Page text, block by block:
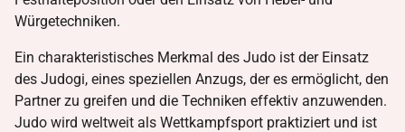
Würgetechniken.
Ein charakteristisches Merkmal des Judo ist der Einsatz
des Judogi, eines speziellen Anzugs, der es ermöglicht, den
Partner zu greifen und die Techniken effektiv anzuwenden.
Judo wird weltweit als Wettkampfsport praktiziert und ist